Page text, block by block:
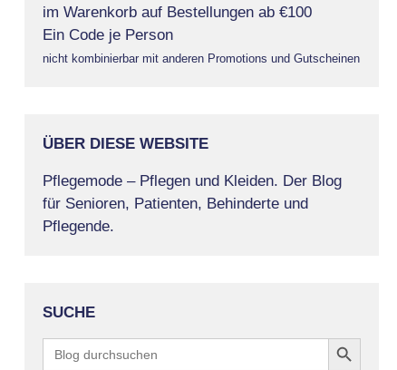
im Warenkorb auf Bestellungen ab €100
Ein Code je Person
nicht kombinierbar mit anderen Promotions und Gutscheinen
ÜBER DIESE WEBSITE
Pflegemode – Pflegen und Kleiden. Der Blog
für Senioren, Patienten, Behinderte und
Pflegende.
SUCHE
Search
for:
Search Button